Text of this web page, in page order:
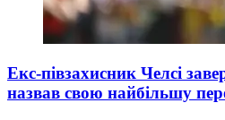
Екс-півзахисник Челсі
назвав свою найбільшу